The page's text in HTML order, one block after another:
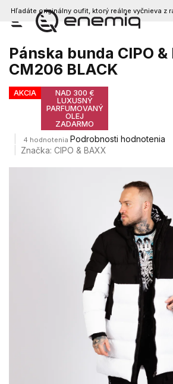
Prejsť
obsah
Hľadáte originálny oufit, ktorý reálne vyčnieva z
Pánska bunda CIPO &
CM206 BLACK
AKCIA
NAD 300 €
LUXUSNÝ
PARFUMOVANÝ
OLEJ
ZADARMO
Priemerné
hodnotenie
4 hodnotenia Podrobnosti hodnotenia
Značka:CIPO & BAXX